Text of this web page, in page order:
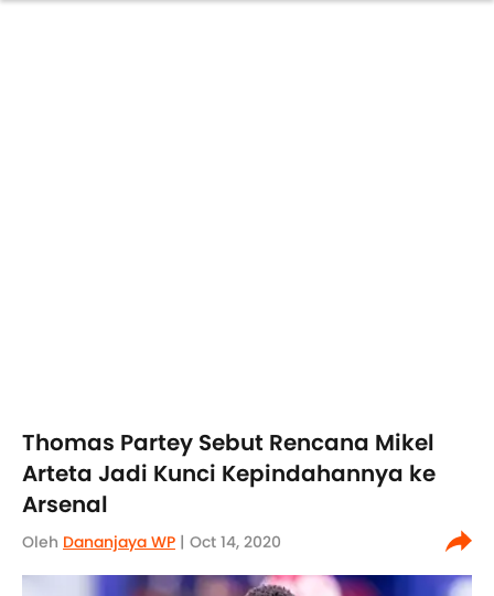
Thomas Partey Sebut Rencana Mikel
Arteta Jadi Kunci Kepindahannya ke
Arsenal
Oleh Dananjaya WP | Oct 14, 2020